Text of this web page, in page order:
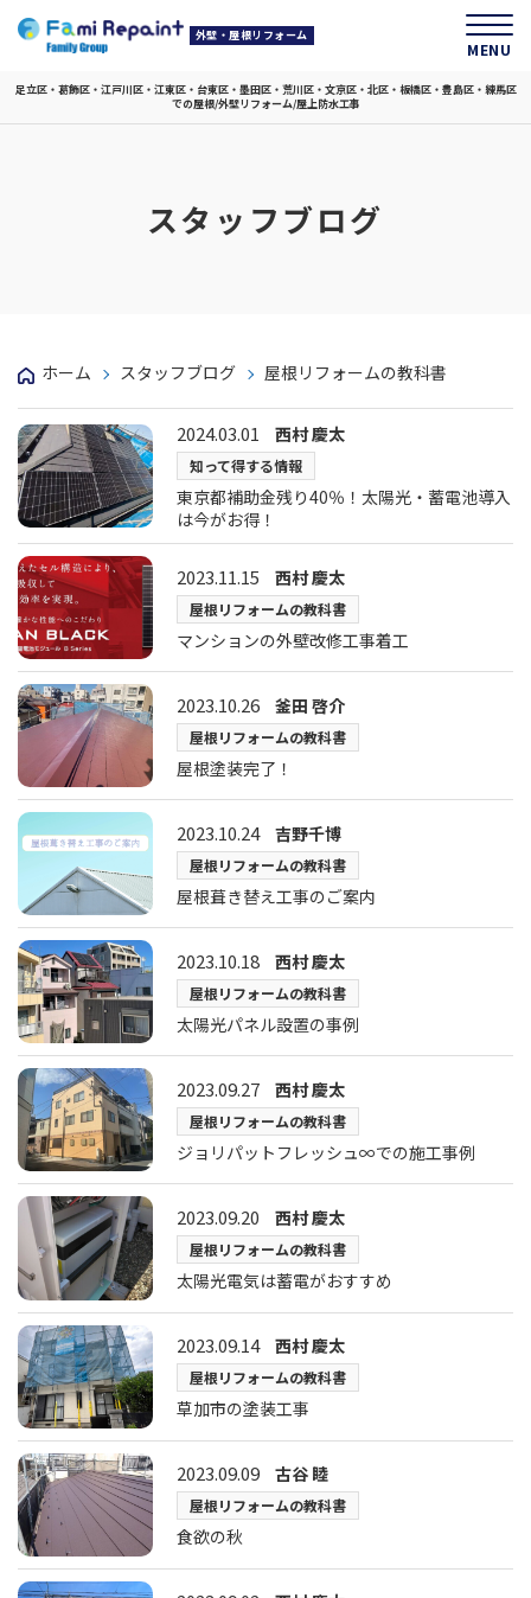
外壁・屋根リフォーム
足立区・葛飾区・江戸川区・江東区・台東区・墨田区・荒川区・文京区・北区・板橋区・豊島区・練馬区
での屋根/外壁リフォーム/屋上防水工事
MENU
スタッフブログ
ホーム スタッフブログ 屋根リフォームの教科書
2024.03.01 西村 慶太
知って得する情報
東京都補助金残り40％！太陽光・蓄電池導入
は今がお得！
2023.11.15 西村 慶太
屋根リフォームの教科書
マンションの外壁改修工事着工
2023.10.26 釜田 啓介
屋根リフォームの教科書
屋根塗装完了！
2023.10.24 吉野千博
屋根リフォームの教科書
屋根葺き替え工事のご案内
2023.10.18 西村 慶太
屋根リフォームの教科書
太陽光パネル設置の事例
2023.09.27 西村 慶太
屋根リフォームの教科書
ジョリパットフレッシュ∞での施工事例
2023.09.20 西村 慶太
屋根リフォームの教科書
太陽光電気は蓄電がおすすめ
2023.09.14 西村 慶太
屋根リフォームの教科書
草加市の塗装工事
2023.09.09 古谷 睦
屋根リフォームの教科書
食欲の秋